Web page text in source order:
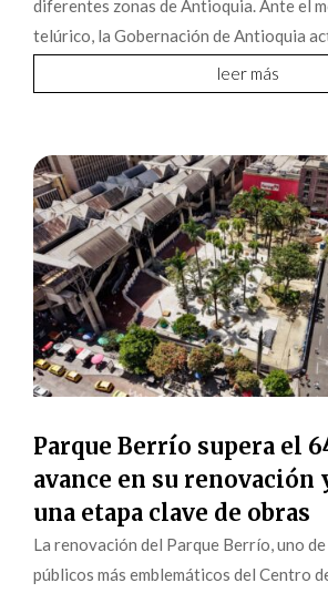
diferentes zonas de Antioquia. Ante el
telúrico, la Gobernación de Antioquia
leer más
Parque Berrío supera el
avance en su renovación
una etapa clave de obras
La renovación del Parque Berrío, uno
públicos más emblemáticos del Centro